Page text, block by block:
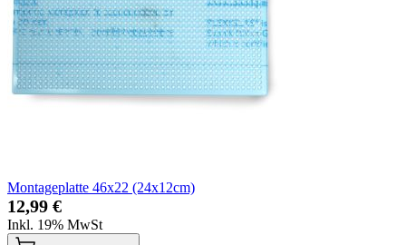
Montageplatte 46x22 (24x12cm)
12,99 €
Inkl. 19% MwSt